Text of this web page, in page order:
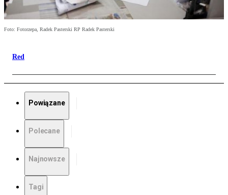
Foto: Fotorzepa, Radek Pasterski RP Radek Pasterski
Red
Powiązane
Polecane
Najnowsze
Tagi